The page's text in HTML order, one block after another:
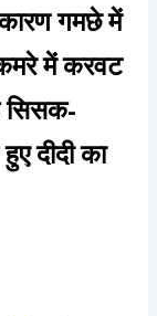
गमछे में
कमरे में करवट
सिसक-
दीदी का